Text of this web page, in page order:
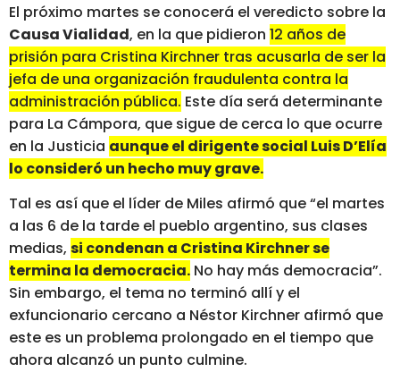
El próximo martes se conocerá el veredicto sobre la
Causa Vialidad, en la que pidieron 12 años de
prisión para Cristina Kirchner tras acusarla de ser la
jefa de una organización fraudulenta contra la
administración pública. Este día será determinante
para La Cámpora, que sigue de cerca lo que ocurre
en la Justicia aunque el dirigente social Luis D’Elía
lo consideró un hecho muy grave.
Tal es así que el líder de Miles afirmó que “el martes
a las 6 de la tarde el pueblo argentino, sus clases
medias, si condenan a Cristina Kirchner se
termina la democracia. No hay más democracia”.
Sin embargo, el tema no terminó allí y el
exfuncionario cercano a Néstor Kirchner afirmó que
este es un problema prolongado en el tiempo que
ahora alcanzó un punto culmine.